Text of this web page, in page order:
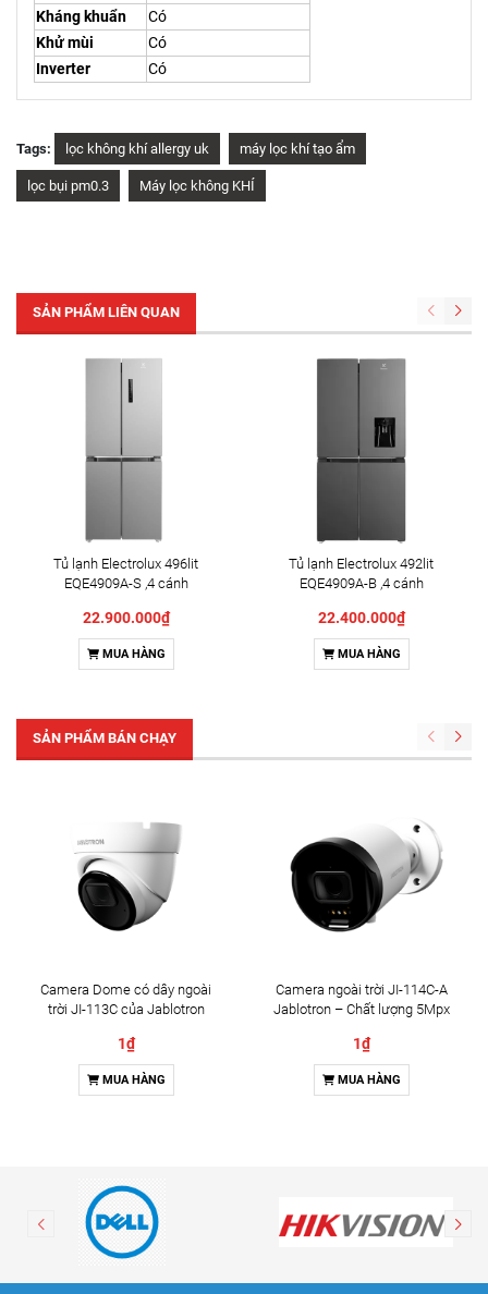
Kháng khuẩn
Có
Khử mùi
Có
Inverter
Có
Tags: lọc không khí allergy uk máy lọc khí tạo ẩm
lọc bụi pm0.3 Máy lọc không KHÍ
SẢN PHẨM LIÊN QUAN
Tủ lạnh Electrolux 496lit
EQE4909A-S ,4 cánh
22.900.000₫
MUA HÀNG
Tủ lạnh Electrolux 492lit
EQE4909A-B ,4 cánh
22.400.000₫
MUA HÀNG
SẢN PHẨM BÁN CHẠY
Camera Dome có dây ngoài
trời JI-113C của Jablotron
1₫
MUA HÀNG
Camera ngoài trời JI-114C-A
Jablotron – Chất lượng 5Mpx
1₫
MUA HÀNG